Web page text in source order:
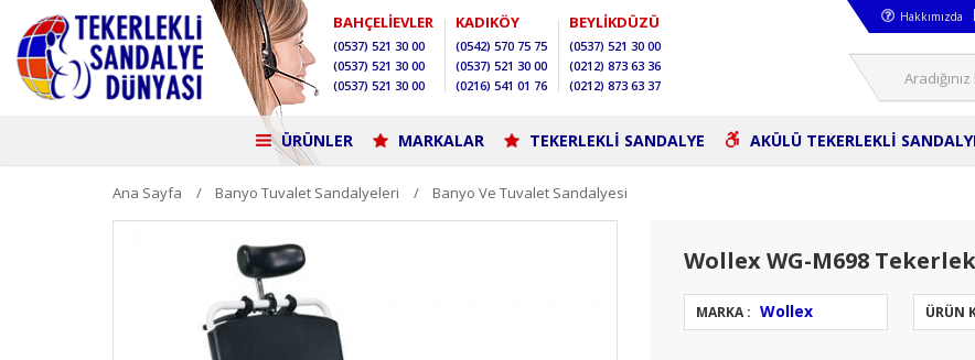
BAHÇELİEVLER
(0537) 521 30 00
(0537) 521 30 00
(0537) 521 30 00
KADIKÖY
(0542) 570 75 75
(0537) 521 30 00
(0216) 541 01 76
BEYLİKDÜZÜ
(0537) 521 30 00
(0212) 873 63 36
(0212) 873 63 37
Hakkımızda
ÜRÜNLER MARKALAR TEKERLEKLİ SANDALYE AKÜLÜ TEKERLEKLİ
Ana Sayfa Banyo Tuvalet Sandalyeleri Banyo Ve Tuvalet Sandalyesi
Wollex WG-M698
MARKA : Wollex ÜRÜN